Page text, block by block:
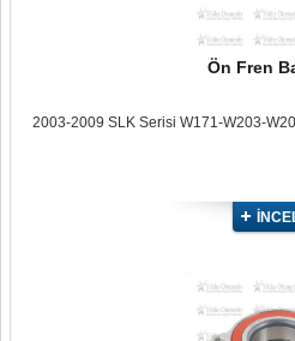
Ön Fren
2003-2009 SLK Serisi W171-W203-